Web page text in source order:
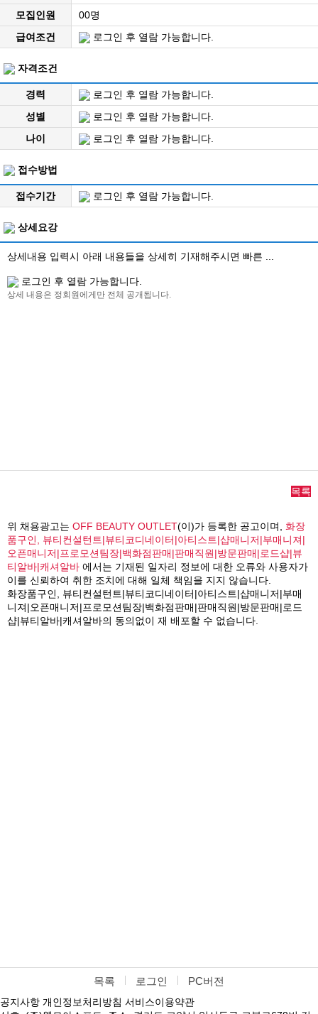
모집인원
00명
급여조건
로그인 후 열람 가능합니다.
자격조건
경력
로그인 후 열람 가능합니다.
성별
로그인 후 열람 가능합니다.
나이
로그인 후 열람 가능합니다.
접수방법
접수기간 로그인 후 열람 가능합니다.
상세요강
상세내용 입력시 아래 내용들을 상세히 기재해주시면 빠른 ...
로그인 후 열람 가능합니다.
상세 내용은 정회원에게만 전체 공개됩니다.
목록
위 채용광고는 OFF BEAUTY OUTLET(이)가 등록한 공고이며, 화장
품구인, 뷰티컨설턴트|뷰티코디네이터|아티스트|샵매니저|부매니져|
오픈매니저|프로모션팀장|백화점판매|판매직원|방문판매|로드샵|뷰
티알바|캐셔알바 에서는 기재된 일자리 정보에 대한 오류와 사용자가
이를 신뢰하여 취한 조치에 대해 일체 책임을 지지 않습니다.
화장품구인, 뷰티컨설턴트|뷰티코디네이터|아티스트|샵매니저|부매
니져|오픈매니저|프로모션팀장|백화점판매|판매직원|방문판매|로드
샵|뷰티알바|캐셔알바의 동의없이 재 배포할 수 없습니다.
목록 로그인 PC버전
공지사항 개인정보처리방침 서비스이용약관